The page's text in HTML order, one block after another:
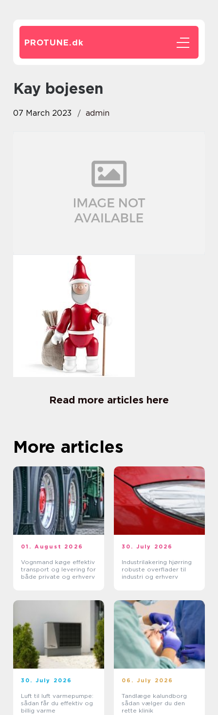
PROTUNE.dk
kay bojesen
07 March 2023 admin
Read more articles here
More articles
01. August 2026
Vognmand køge effektiv
transport og levering for
både private og erhverv
30. July 2026
Industrilakering hjørring
robuste overflader til
industri og erhverv
30. July 2026
Luft til luft varmepumpe:
sådan får du effektiv og
billig varme
06. July 2026
Tandlæge kalundborg
sådan vælger du den
rette klinik